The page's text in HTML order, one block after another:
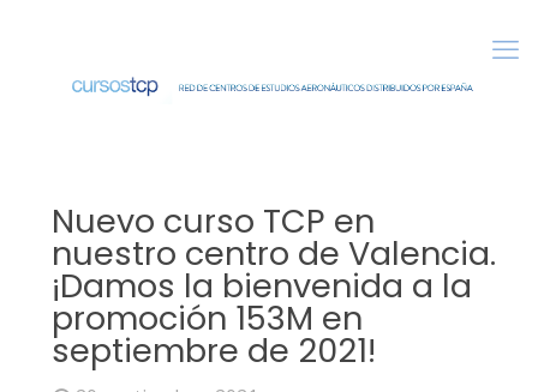
Nuevo curso TCP en
nuestro centro de Valencia.
¡Damos la bienvenida a la
promoción 153M en
septiembre de 2021!